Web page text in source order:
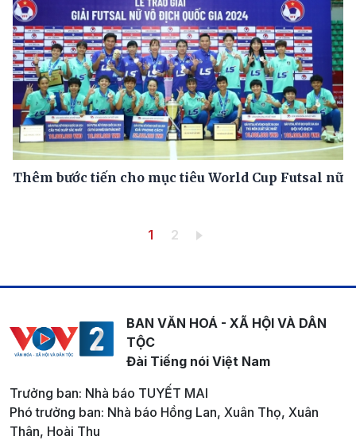
Thêm bước tiến cho mục tiêu World Cup Futsal nữ
Trang hiện thời
1 Trang
2
BAN VĂN HOÁ - XÃ HỘI VÀ DÂN
TỘC
Đài Tiếng nói Việt Nam
Trưởng ban: Nhà báo TUYẾT MAI
Phó trưởng ban: Nhà báo Hồng Lan, Xuân Thọ, Xuân
Thân, Hoài Thu